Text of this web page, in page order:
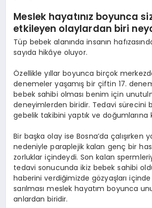
Meslek hayatınız boyunca
etkileyen olaylardan biri
Tüp bebek alanında insanın
sayıda hikâye oluyor.
Özellikle yıllar boyunca birçok
denemeler yaşamış bir çiftin 17.
bebek sahibi olması benim için
deneyimlerden biridir. Tedavi sürecini
gebelik takibini yaptık ve doğumlarına
Bir başka olay ise Bosna’da çalışırken
nedeniyle paraplejik kalan genç bir
zorluklar içindeydi. Son kalan
tedavi sonucunda ikiz bebek sahibi
haberini verdiğimizde gözyaşları
sarılması meslek hayatım boyunca
anlardan biridir.